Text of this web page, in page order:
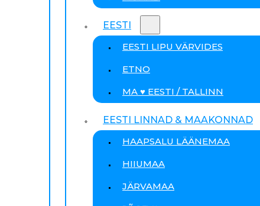
EESTI
EESTI LIPU VÄRVIDES
ETNO
MA ♥ EESTI / TALLINN
EESTI LINNAD & MAAKONNAD
HAAPSALU LÄÄNEMAA
HIIUMAA
JÄRVAMAA